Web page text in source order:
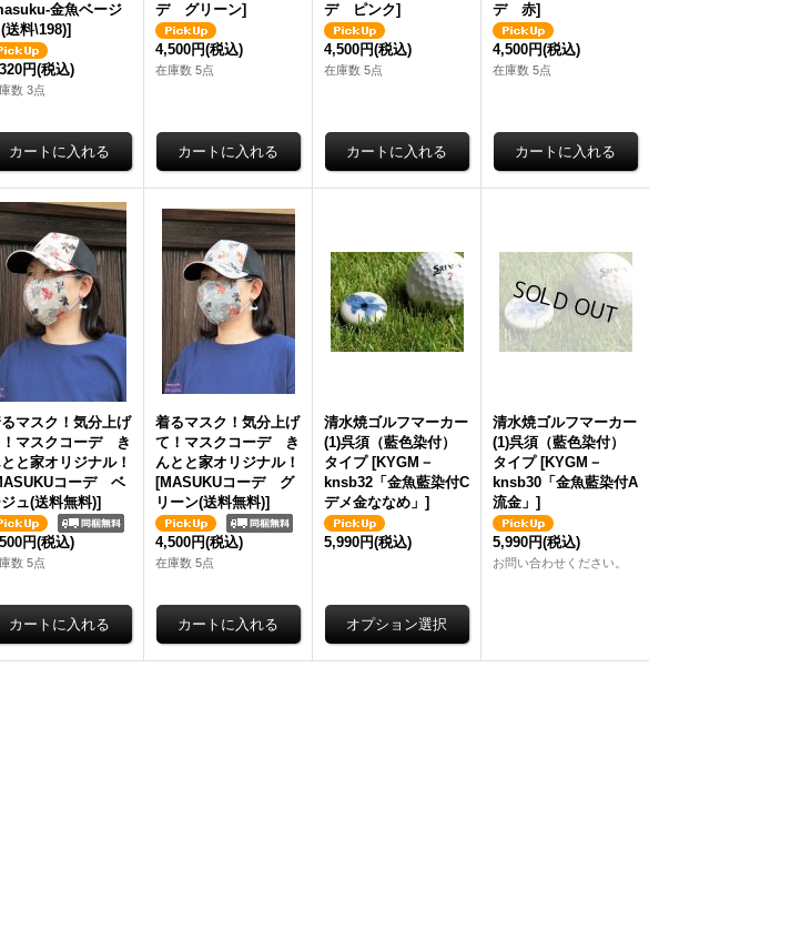
金魚ベージ
送料\198)]
円(税込)
数 3点
デ グリーン]
4,500円(税込)
在庫数 5点
デ ピンク]
4,500円(税込)
在庫数 5点
デ 赤]
4,500円(税込)
在庫数 5点
マスク！気分上げ
マスクコーデ き
と家オリジナル！
コーデ ベ
ュ(送料無料)]
円(税込)
数 5点
着るマスク！気分上げ
て！マスクコーデ き
んとと家オリジナル！
[MASUKUコーデ グ
リーン(送料無料)]
4,500円(税込)
在庫数 5点
清水焼ゴルフマーカー
(1)呉須（藍色染付）
タイプ [KYGM－
knsb32「金魚藍染付C
デメ金ななめ」]
5,990円(税込)
清水焼ゴルフマーカー
(1)呉須（藍色染付）
タイプ [KYGM－
knsb30「金魚藍染付A
流金」]
5,990円(税込)
お問い合わせください。